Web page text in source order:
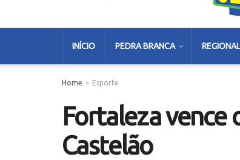
INÍCIO PEDRA BRANCA REGIONAL
Home Esporte
Fortaleza vence
Castelão